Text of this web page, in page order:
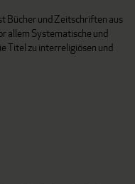
Bücher und Zeitschriften aus
allem Systematische und
Titel zu interreligiösen und